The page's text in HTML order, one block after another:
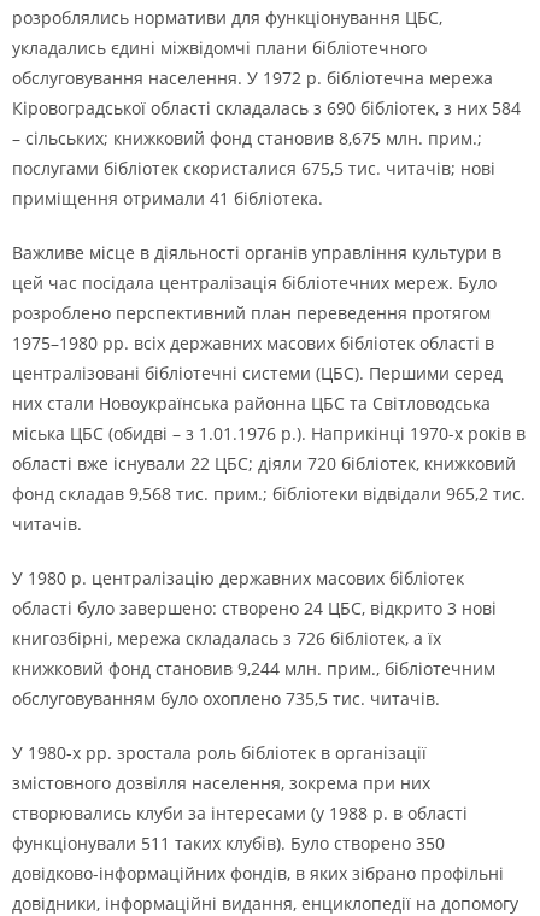
розроблялись нормативи для функціонування ЦБС,
укладались єдині міжвідомчі плани бібліотечного
обслуговування населення. У 1972 р. бібліотечна мережа
Кіровоградської області складалась з 690 бібліотек, з них 584
– сільських; книжковий фонд становив 8,675 млн. прим.;
послугами бібліотек скористалися 675,5 тис. читачів; нові
приміщення отримали 41 бібліотека.
Важливе місце в діяльності органів управління культури в
цей час посідала централізація бібліотечних мереж. Було
розроблено перспективний план переведення протягом
1975–1980 рр. всіх державних масових бібліотек області в
централізовані бібліотечні системи (ЦБС). Першими серед
них стали Новоукраїнська районна ЦБС та Світловодська
міська ЦБС (обидві – з 1.01.1976 р.). Наприкінці 1970-х років в
області вже існували 22 ЦБС; діяли 720 бібліотек, книжковий
фонд складав 9,568 тис. прим.; бібліотеки відвідали 965,2 тис.
читачів.
У 1980 р. централізацію державних масових бібліотек
області було завершено: створено 24 ЦБС, відкрито 3 нові
книгозбірні, мережа складалась з 726 бібліотек, а їх
книжковий фонд становив 9,244 млн. прим., бібліотечним
обслуговуванням було охоплено 735,5 тис. читачів.
У 1980-х рр. зростала роль бібліотек в організації
змістовного дозвілля населення, зокрема при них
створювались клуби за інтересами (у 1988 р. в області
функціонували 511 таких клубів). Було створено 350
довідково-інформаційних фондів, в яких зібрано профільні
довідники, інформаційні видання, енциклопедії на допомогу